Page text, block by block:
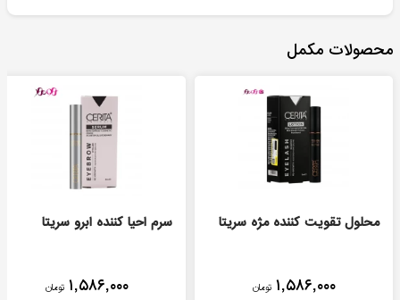
محصولات مکمل
محلول تقویت کننده مژه سریتا
۱,۵۸۶,۰۰۰ تومان
سرم احیا کننده ابرو سریتا
۱,۵۸۶,۰۰۰ تومان